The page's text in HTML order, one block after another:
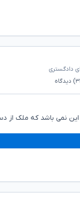
دادگستری
دیدگاه
نمی باشد که ملک از